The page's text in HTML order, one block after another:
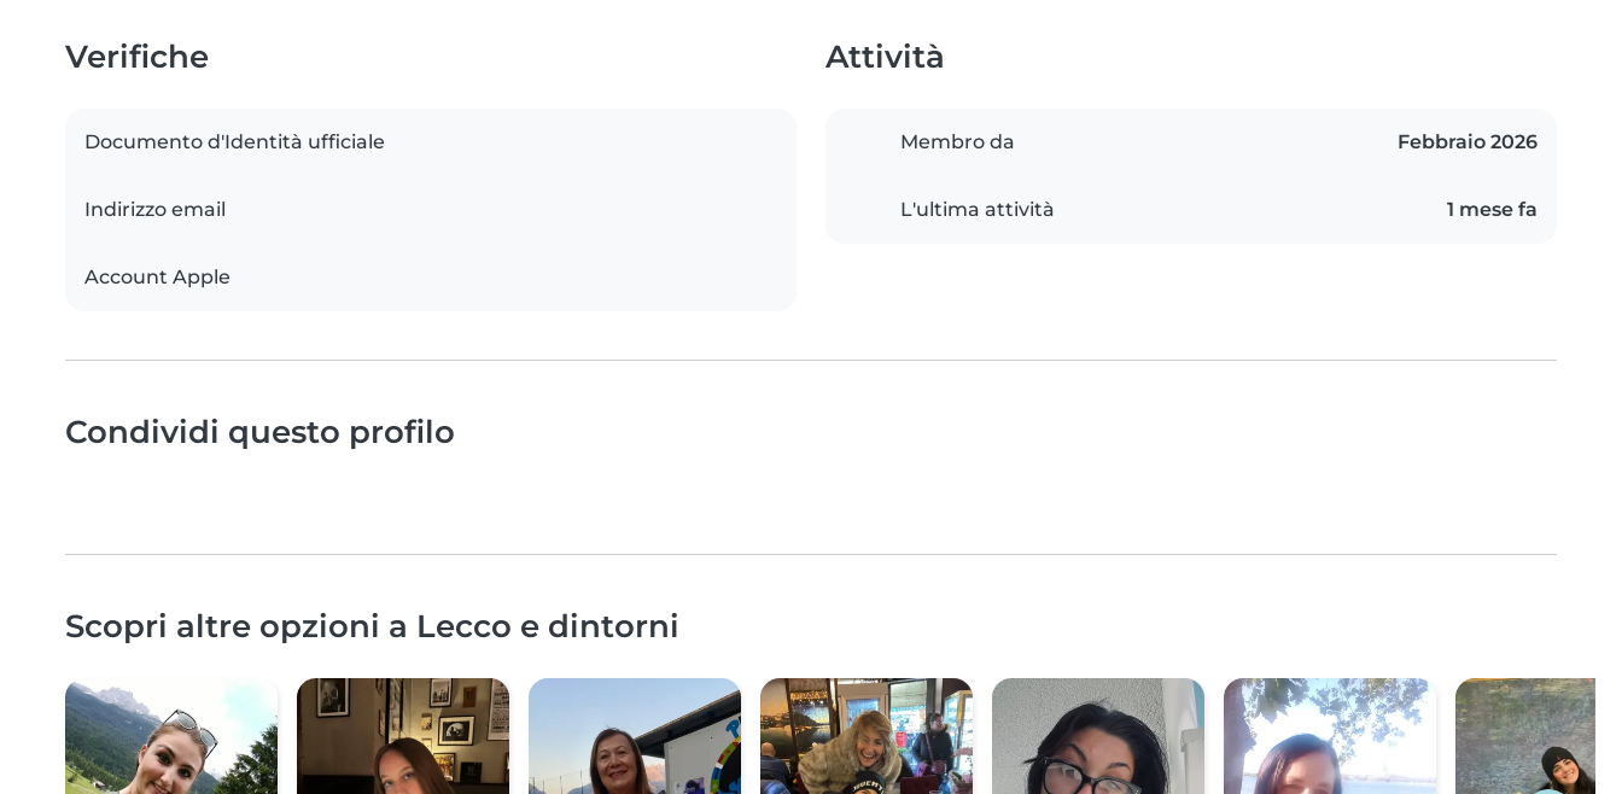
Verifiche
Documento d'Identità ufficiale
Indirizzo email
Account Apple
Attività
Membro da Febbraio 2026
L'ultima attività 1 mese fa
Condividi questo profilo
Scopri altre opzioni a Lecco e dintorni